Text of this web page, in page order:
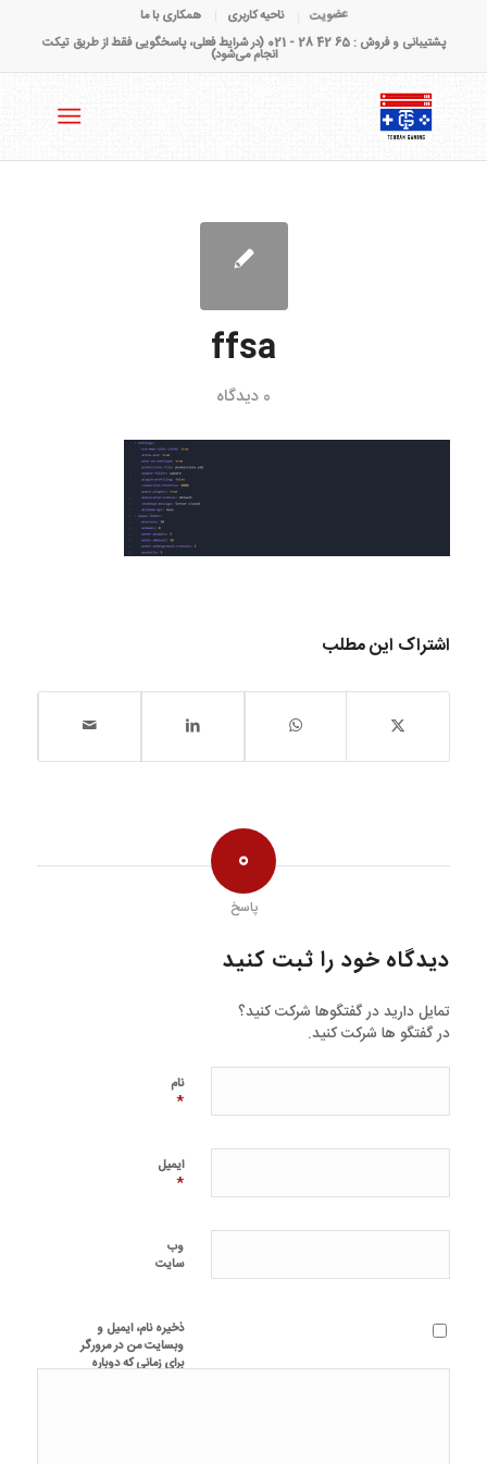
عضویت ناحیه کاربری
همکاری با ما
پشتیبانی و فروش : 65 42 28 - 021 (در شرایط فعلی، پاسخگویی فقط از طریق تیکت
انجام می‌شود)
ffsa
0 دیدگاه
اشتراک این مطلب
0
پاسخ
دیدگاه خود را ثبت کنید
تمایل دارید در گفتگوها شرکت کنید؟
در گفتگو ها شرکت کنید.
نام
*
ایمیل
*
وب‌
سایت
ذخیره نام، ایمیل و
وبسایت من در مرورگر
برای زمانی که دوباره